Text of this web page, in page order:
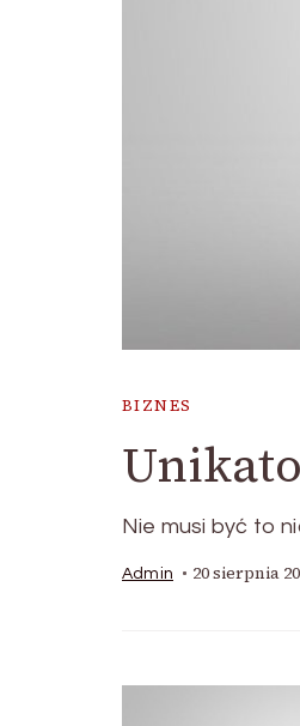
BIZNES
Nie musi być to
Admin 20 sierpnia